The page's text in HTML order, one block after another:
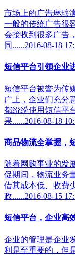
市场上的广告琳琅
一般的传统广告很
会接收到很多广告
同......2016-08-18
短信平台引领企业
短信平台被誉为传
广上，企业们充分
都纷纷使用短信平
果......2016-08-18
商品物流全掌握，
随着网购事业的发
促期间，物流业务
借其成本低、收费
政......2016-08-15
短信平台，企业高
企业的管理是企业
利是至重要的，但